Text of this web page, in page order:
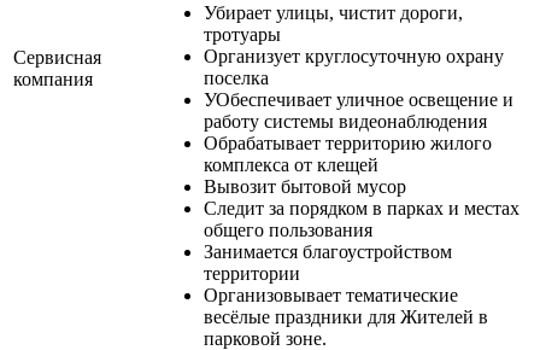
Сервисная
компания
Убирает улицы, чистит дороги,
тротуары
Организует круглосуточную охрану
поселка
УОбеспечивает уличное освещение и
работу системы видеонаблюдения
Обрабатывает территорию жилого
комплекса от клещей
Вывозит бытовой мусор
Следит за порядком в парках и местах
общего пользования
Занимается благоустройством
территории
Организовывает тематические
весёлые праздники для Жителей в
парковой зоне.